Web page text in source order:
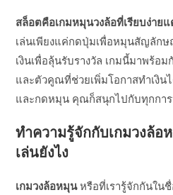
สล็อตคือเกมหมุนวงล้อที่เรียบง่าย
เล่นเพียงแค่กดปุ่มเพื่อหมุนสัญลัก
เงินเพื่อลุ้นรับรางวัล เกมนี้มาพร้อ
และตัวคูณที่ช่วยเพิ่มโอกาสทำเงิน
และกดหมุน คุณก็สนุกไปกับทุกกา
ทำความรู้จักกับเกมวงล้อ
เล่นยังไง
เกมวงล้อหมุนหรือที่เรารู้จักกันใน